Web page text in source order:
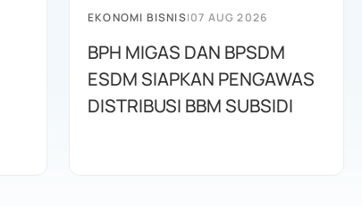
EKONOMI BISNIS|07 AUG 2026
BPH MIGAS DAN BPSDM
ESDM SIAPKAN PENGAWAS
DISTRIBUSI BBM SUBSIDI